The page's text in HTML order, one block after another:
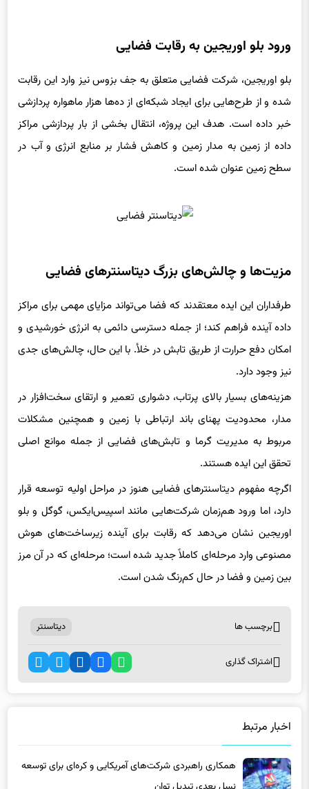
شده و از طرح‌هایی برای ایجاد شبکه‌ای از ده‌ها هزار ماهواره پردازشی
خبر داده است. هدف این پروژه، انتقال بخشی از بار پردازشی مراکز
داده از زمین به مدار زمین و کاهش فشار بر منابع انرژی و آب در
سطح زمین عنوان شده است.
طرفداران این ایده معتقدند که فضا می‌تواند مزایای مهمی برای مراکز
داده آینده فراهم کند؛ از جمله دسترسی دائمی به انرژی خورشیدی و
امکان دفع حرارت از طریق تابش در خلأ. با این حال، چالش‌های جدی
نیز وجود دارد.
هزینه‌های بسیار بالای پرتاب، دشواری تعمیر و ارتقای سخت‌افزار در
مدار، محدودیت پهنای باند ارتباطی با زمین و همچنین مشکلات
مربوط به مدیریت گرما و تابش‌های فضایی از جمله موانع اصلی
تحقق این ایده هستند.
اگرچه مفهوم دیتاسنترهای فضایی هنوز در مراحل اولیه توسعه قرار
دارد، اما ورود هم‌زمان شرکت‌هایی مانند اسپیس‌ایکس، گوگل و بلو
اوریجین نشان می‌دهد که رقابت برای آینده زیرساخت‌های هوش
مصنوعی وارد مرحله‌ای کاملاً جدید شده است؛ مرحله‌ای که در آن مرز
بین زمین و فضا در حال کم‌رنگ شدن است.
همکاری راهبردی شرکت‌های آمریکایی و کره‌ای برای توسعه
نسل بعدی تبدیل توان
16 ساعت پیش